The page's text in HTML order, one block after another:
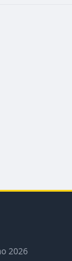
2026